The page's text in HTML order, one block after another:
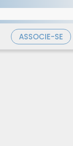
ASSOCIE-SE